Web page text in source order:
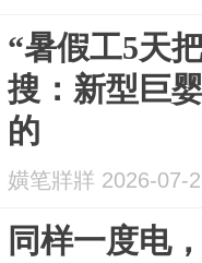
“暑假工5天
搜：新型巨
的
嫹笔牂牂 2026-07-
同样一度电